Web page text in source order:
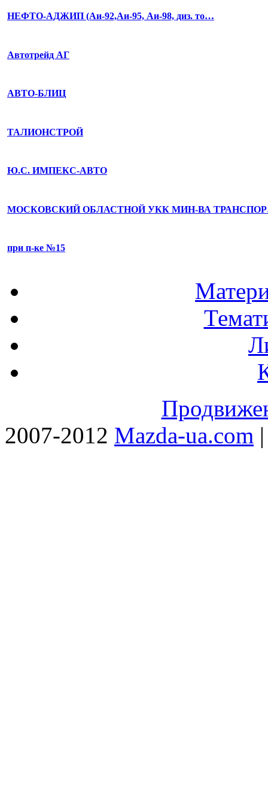
НЕФТО-АДЖИП (Аи-92,Аи-95, Аи-98, диз. то…
Автотрейд АГ
АВТО-БЛИЦ
ТАЛИОНСТРОЙ
Ю.С. ИМПЕКС-АВТО
МОСКОВСКИЙ ОБЛАСТНОЙ УКК МИН-ВА
при п-ке №15
2007-2012 Mazda-ua.com